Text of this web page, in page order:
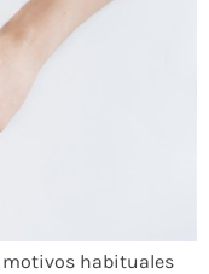
motivos habituales